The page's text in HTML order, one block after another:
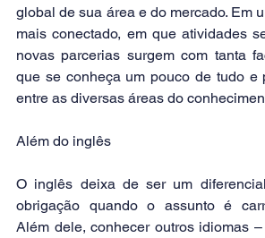
global de sua área e do mercado. Em
mais conectado, em que atividades
novas parcerias surgem com tanta
que se conheça um pouco de tudo e
entre as diversas áreas do
Além do inglês
O inglês deixa de ser um
obrigação quando o assunto é
Além dele, conhecer outros idiomas